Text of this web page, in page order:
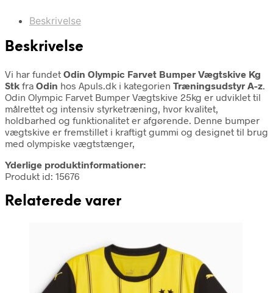
Beskrivelse
Beskrivelse
Vi har fundet Odin Olympic Farvet Bumper Vægtskive Kg
Stk fra Odin hos Apuls.dk i kategorien Træningsudstyr A-z.
Odin Olympic Farvet Bumper Vægtskive 25kg er udviklet til
målrettet og intensiv styrketræning, hvor kvalitet,
holdbarhed og funktionalitet er afgørende. Denne bumper
vægtskive er fremstillet i kraftigt gummi og designet til brug
med olympiske vægtstænger,
Yderlige produktinformationer:
Produkt id: 15676
Relaterede varer